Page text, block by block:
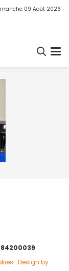
09 Août 2026
Design by